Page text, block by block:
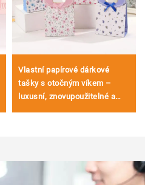
Vlastní papírové dárkové
tašky s otočným víkem –
luxusní, znovupoužitelné a